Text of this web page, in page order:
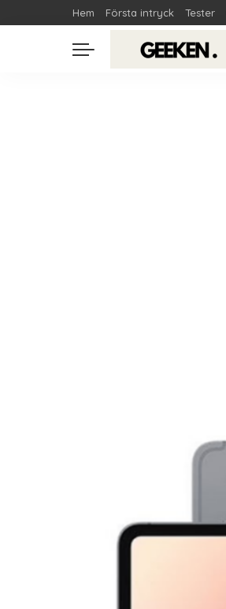
Hem Första intryck Tester